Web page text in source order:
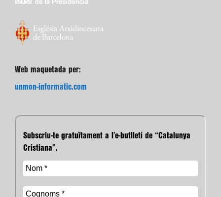
Web maquetada per:
unmon-informatic.com
Subscriu-te gratuïtament a l’e-butlletí de “Catalunya
Cristiana”.